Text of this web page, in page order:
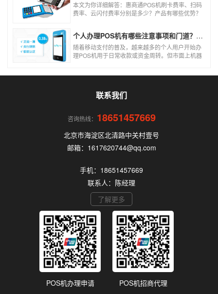
本文为你详细解答：惠商通POS机刷卡费率、扫码
费率、云闪付费率分别是多少？产品有哪些优势？
个人办理POS机有哪些注意事项和门道？（2026最新避坑指南）
随着移动支付的普及，越来越多的个人用户开始办
理POS机用于日常收款或资金周转。但市面上机器
联系我们
咨询热线： 18651457669
北京市海淀区北清路中关村壹号
邮箱：1617620744@qq.com
手机：18651457669
联系人：陈经理
了解更多
POS机办理申请 POS机招商代理